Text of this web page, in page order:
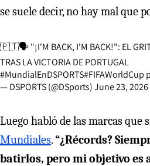
se suele decir, no hay mal que
🇵🇹🗣️ "¡I'M BACK, I'M BACK!": EL
TRAS LA VICTORIA DE PORTUGAL
#MundialEnDSPORTS#FIFAWorldCup
— DSPORTS (@DSports)June 23, 2026
Luego habló de las marcas que
Mundiales.“¿Récords?
batirlos, pero mi objetivo es